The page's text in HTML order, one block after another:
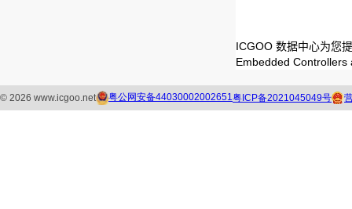
ICGOO 数据中心为您
Embedded Controllers